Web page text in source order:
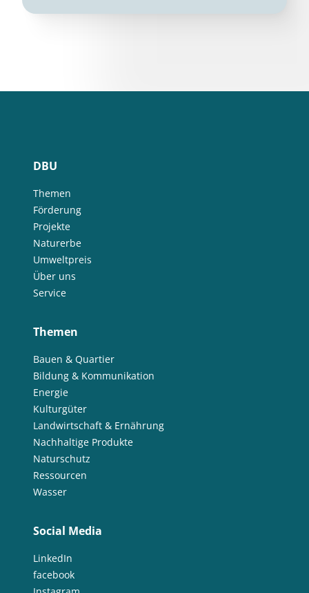
DBU
Themen
Förderung
Projekte
Naturerbe
Umweltpreis
Über uns
Service
Themen
Bauen & Quartier
Bildung & Kommunikation
Energie
Kulturgüter
Landwirtschaft & Ernährung
Nachhaltige Produkte
Naturschutz
Ressourcen
Wasser
Social Media
LinkedIn
facebook